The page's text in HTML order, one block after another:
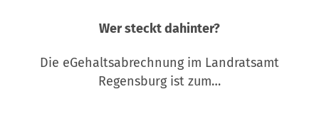
Wer steckt dahinter?
Die eGehaltsabrechnung im Landratsamt
Regensburg ist zum…